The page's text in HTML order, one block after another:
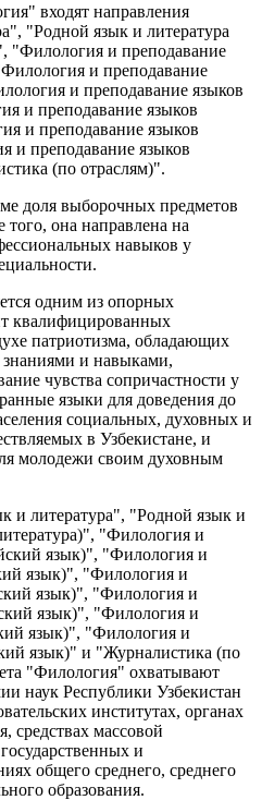
входят направления
"Родной язык и литература
"Филология и преподавание
и преподавание
и преподавание языков
и преподавание языков
и преподавание языков
и преподавание языков
(по отраслям)".
доля выборочных предметов
того, она направлена на
навыков у
одним из опорных
квалифицированных
патриотизма, обладающих
и навыками,
чувства сопричастности у
языки для доведения до
социальных, духовных и
в Узбекистане, и
молодежи своим духовным
и литература", "Родной язык и
"Филология и
язык)", "Филология и
язык)", "Филология и
язык)", "Филология и
язык)", "Филология и
язык)", "Филология и
язык)" и "Журналистика (по
"Филология" охватывают
наук Республики Узбекистан
институтах, органах
средствах массовой
и
общего среднего, среднего
образования.